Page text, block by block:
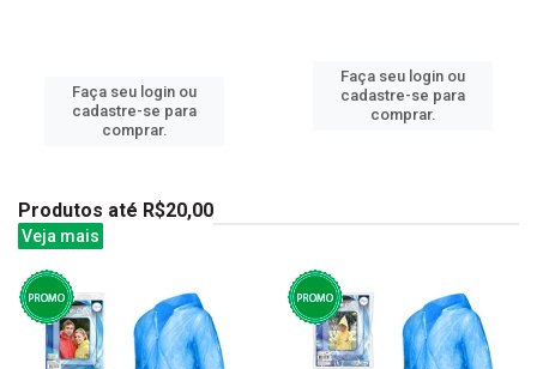
Faça seu login ou
cadastre-se para
comprar.
Faça seu login ou
cadastre-se para
comprar.
Produtos até R$20,00
Veja mais